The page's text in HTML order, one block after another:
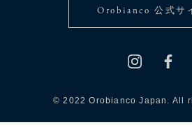
Orobianco 公式サ
© 2022 Orobianco Japan. All